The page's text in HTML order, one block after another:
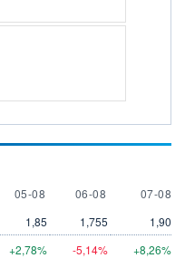
5 AUGUST
05-08 6 AUGUST
06-08 7
07-08
1,85 1,755
1,90
+2,78% -5,14%
+8,26%